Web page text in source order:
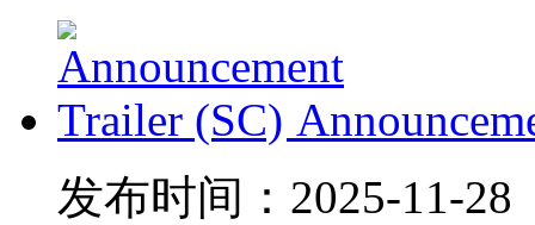
发布时间： 2025-11-28